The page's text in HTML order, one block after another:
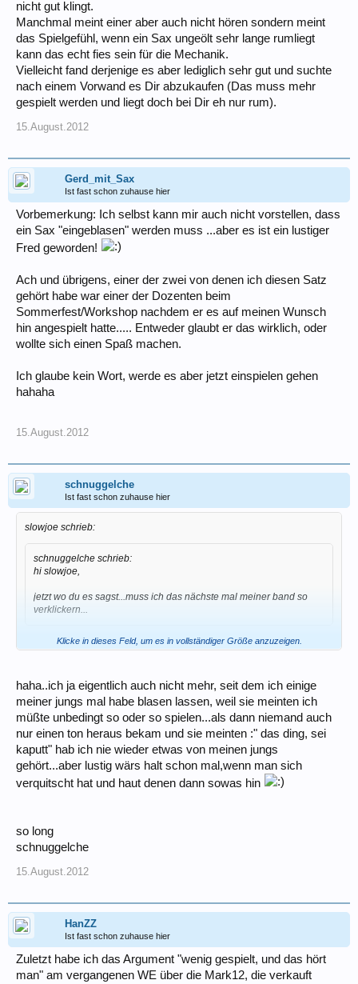
nicht gut klingt.
Manchmal meint einer aber auch nicht hören sondern meint
das Spielgefühl, wenn ein Sax ungeölt sehr lange rumliegt
kann das echt fies sein für die Mechanik.
Vielleicht fand derjenige es aber lediglich sehr gut und suchte
nach einem Vorwand es Dir abzukaufen (Das muss mehr
gespielt werden und liegt doch bei Dir eh nur rum).
15.August.2012
Gerd_mit_Sax
Ist fast schon zuhause hier
Vorbemerkung: Ich selbst kann mir auch nicht vorstellen, dass
ein Sax "eingeblasen" werden muss ...aber es ist ein lustiger
Fred geworden!
Ach und übrigens, einer der zwei von denen ich diesen Satz
gehört habe war einer der Dozenten beim
Sommerfest/Workshop nachdem er es auf meinen Wunsch
hin angespielt hatte..... Entweder glaubt er das wirklich, oder
wollte sich einen Spaß machen.
Ich glaube kein Wort, werde es aber jetzt einspielen gehen
hahaha
15.August.2012
schnuggelche
Ist fast schon zuhause hier
slowjoe schrieb:
schnuggelche schrieb:
hi slowjoe,
jetzt wo du es sagst...muss ich das nächste mal meiner band so
verklickern...
Seit ich die Jungs mal eingespannt habe um die Klangunterschiede
unterschiedlicher Daumenhaken zu bewerten gucken die manchmal
so komisch .......
SlowJoe
Klicke in dieses Feld, um es in vollständiger Größe anzuzeigen.
haha..ich ja eigentlich auch nicht mehr, seit dem ich einige
meiner jungs mal habe blasen lassen, weil sie meinten ich
müßte unbedingt so oder so spielen...als dann niemand auch
nur einen ton heraus bekam und sie meinten :" das ding, sei
kaputt" hab ich nie wieder etwas von meinen jungs
gehört...aber lustig wärs halt schon mal,wenn man sich
verquitscht hat und haut denen dann sowas hin
so long
schnuggelche
15.August.2012
HanZZ
Ist fast schon zuhause hier
Zuletzt habe ich das Argument "wenig gespielt, und das hört
man" am vergangenen WE über die Mark12, die verkauft